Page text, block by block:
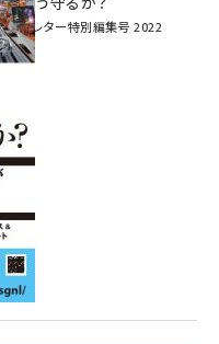
ーズレター特別編集号 2022